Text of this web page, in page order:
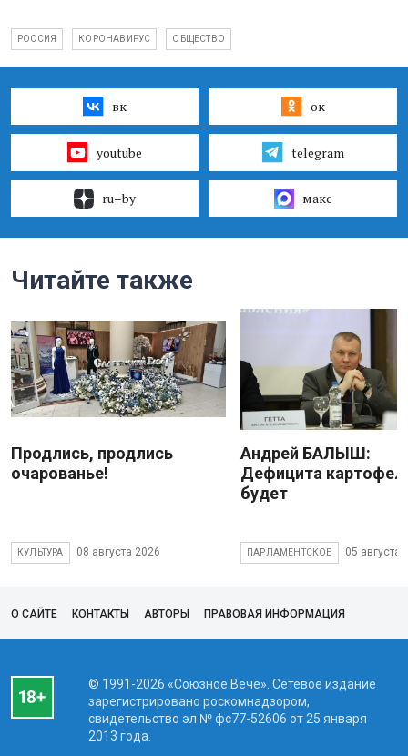
РОССИЯ КОРОНАВИРУС ОБЩЕСТВО
вк ок
youtube telegram
ru–by макс
Читайте также
Продлись, продлись
очарованье!
КУЛЬТУРА 08 августа 2026
Андрей БАЛЫШ:
Дефицита
будет
ПАРЛАМЕНТСКОЕ 05 августа
О САЙТЕ КОНТАКТЫ АВТОРЫ ПРАВОВАЯ ИНФОРМАЦИЯ
© 1991-2026 «Союзное Вече». Сетевое издание
зарегистрировано роскомнадзором,
свидетельство эл № фc77-52606 от 25 января
2013 года.